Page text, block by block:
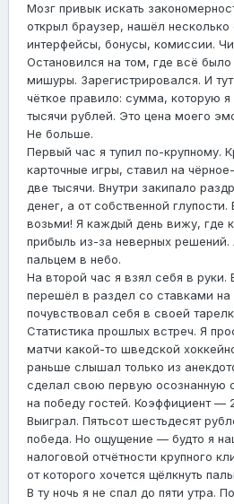
Мозг привык искать
открыл браузер, нашёл несколько
интерфейсы, бонусы, комиссии.
Остановился на том, где всё было
мишуры. Зарегистрировался. И
чёткое правило: сумма, которую
тысячи рублей. Это цена моего
Не больше.
Первый час я тупил по-крупному.
карточные игры, ставил на
две тысячи. Внутри закипало
денег, а от собственной глупости.
возьми! Я каждый день вижу, где
прибыль из-за неверных
пальцем в небо.
На второй час я взял себя в руки.
перешёл в раздел со ставками на
почувствовал себя в своей
Статистика прошлых встреч. Я
матчи какой-то шведской
раньше слышал только из
сделал свою первую осознанную
на победу гостей. Коэффициент —
Выиграл. Пятьсот шестьдесят
победа. Но ощущение — будто я
налоговой отчётности крупного
от которого хочется щёлкнуть
В ту ночь я не спал до пяти утра.